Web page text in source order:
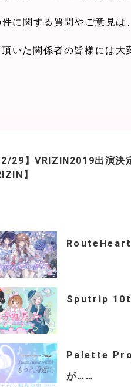
に関する質問やご意見は
いた関係者の皆様には大
29】VRIZIN2019出演決
】
Sputrip
Palette
が……